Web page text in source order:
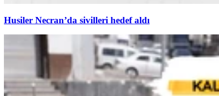
Husiler Necran’da sivilleri hedef aldı